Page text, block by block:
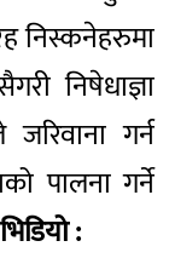
निस्कनेहरुमा
निषेधाज्ञा
जरिवाना गर्न
पालना गर्ने
: